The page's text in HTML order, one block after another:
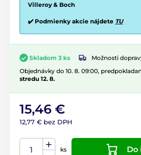
Villeroy & Boch
✔️ Podmienky akcie nájdete TU
Skladom 3 ks
Možnosti
Objednávky do 10. 8. 09:00,
stredu 12. 8.
15,46 €
12,77 € bez DPH
ks Do